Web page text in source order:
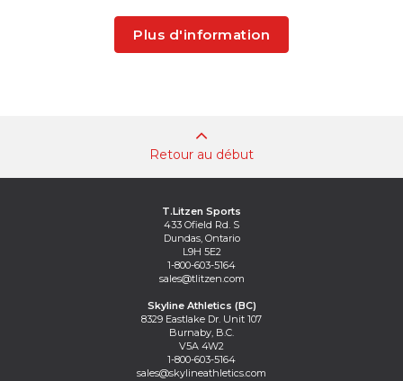
Plus d'information
Retour au début
T.Litzen Sports
433 Ofield Rd. S
Dundas, Ontario
L9H 5E2
1-800-603-5164
sales@tlitzen.com
Skyline Athletics (BC)
8329 Eastlake Dr. Unit 107
Burnaby, B.C.
V5A 4W2
1-800-603-5164
sales@skylineathletics.com